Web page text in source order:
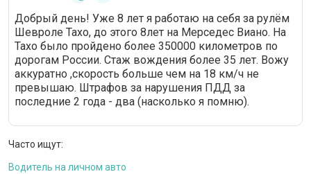
Добрый день! Уже 8 лет я работаю на себя за рулём
Шевроле Тахо, до этого 8лет на Мерседес Виано. На
Тахо было пройдено более 350000 километров по
дорогам России. Стаж вождения более 35 лет. Вожу
аккуратно ,скорость больше чем на 18 км/ч не
превышаю. Штрафов за нарушения ПДД за
последние 2 года - два (насколько я помню).
Часто ищут:
Водитель на личном авто